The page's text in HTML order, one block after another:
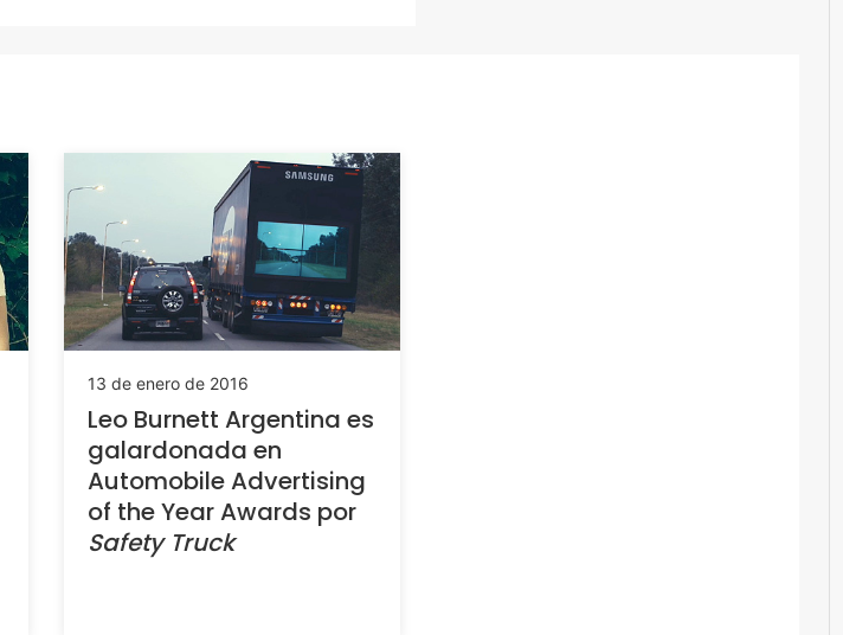
13 de enero de 2016
Leo Burnett Argentina es
galardonada en
Automobile Advertising
of the Year Awards por
Safety Truck